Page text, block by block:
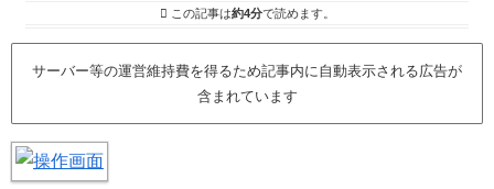
この記事は約4分で読めます。
サーバー等の運営維持費を得るため記事内に自動表示される広告が
含まれています